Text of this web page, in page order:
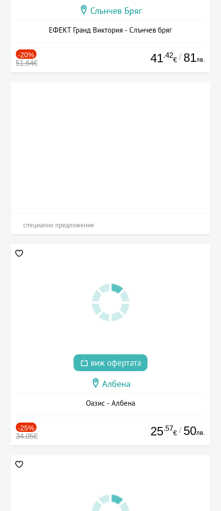
Слънчев Бряг
ЕФЕКТ Гранд Виктория - Слънчев бряг
-20%
51.64€ 41.42
€ / 81лв.
специално предложение
виж офертата
Албена
Оазис - Албена
-25%
34.05€ 25.57
€ / 50лв.